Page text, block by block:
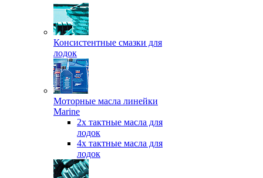
Консистентные смазки для
лодок
Моторные масла линейки
Marine
2х тактные масла для
лодок
4х тактные масла для
лодок